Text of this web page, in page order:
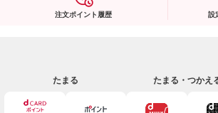
注文ポイント履歴 設
たまる たまる・つかえ